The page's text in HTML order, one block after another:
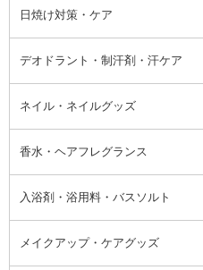
フェイスオイル・バーム
ブースター・導入液
洗い流すパック・マスク
リップクリーム・リップケア
顔用マッサージ料
フェイスパウダー
アイシャドウ
アイブロウ・眉マスカラ
チーク
ハイライト・シェーディング
ボディケア
レッグ・フットケア
バストケア
ネイルケア
脱毛・除毛ケア
シャンプー・ヘアケア・ヘアスタ
イリング全て
洗い流さないトリートメント
ヘアスタイリング剤
頭皮ケア・育毛剤
その他シャンプー・ヘアケア・ヘ
アスタイリング
日焼け対策・ケア
日焼け対策・ケア全て
サンオイル・タンニング
その他日焼け対策・UVケア
デオドラント・制汗剤・汗ケア
デオドラント・制汗剤・汗ケア全
て
フット用デオドラント・制汗剤・
汗ケア
ネイル・ネイルグッズ
ネイル・ネイルグッズ全て
ジェルネイル
リムーバー・除光液
香水・ヘアフレグランス
香水・ヘアフレグランス全て
フレグランスミスト
入浴剤・浴用料・バスソルト
入浴剤・浴用料・バスソルト全て
メイクアップ・ケアグッズ